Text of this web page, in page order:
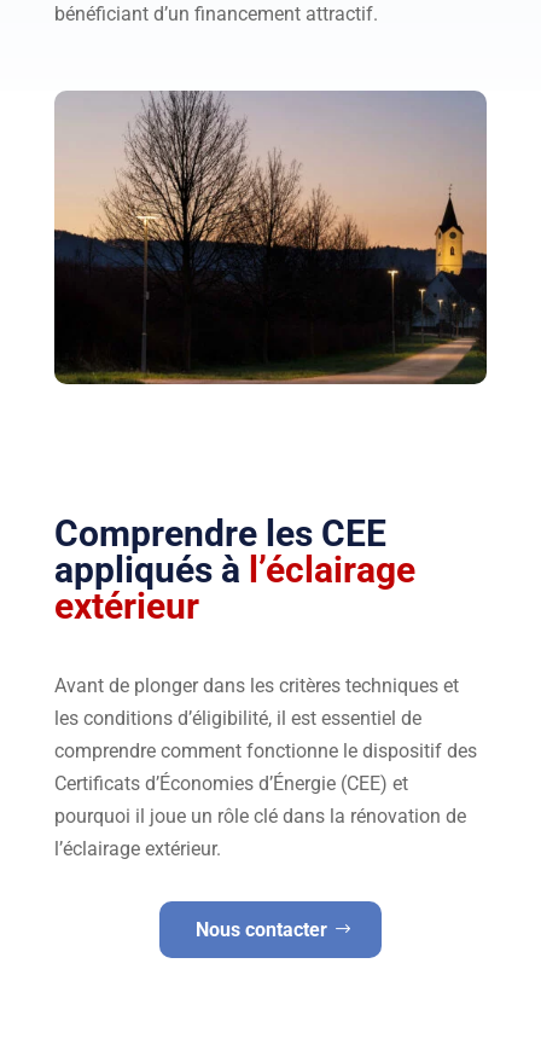
bénéficiant d’un financement attractif.
Comprendre les CEE
appliqués à l’éclairage
extérieur
Avant de plonger dans les critères techniques et
les conditions d’éligibilité, il est essentiel de
comprendre comment fonctionne le dispositif des
Certificats d’Économies d’Énergie (CEE) et
pourquoi il joue un rôle clé dans la rénovation de
l’éclairage extérieur.
Nous contacter